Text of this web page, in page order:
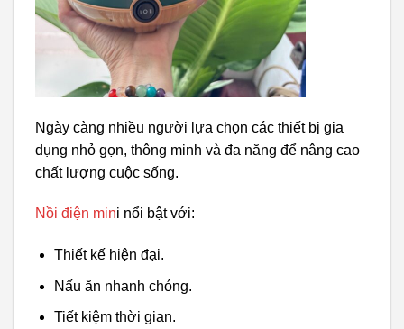
Ngày càng nhiều người lựa chọn các thiết bị gia
dụng nhỏ gọn, thông minh và đa năng để nâng cao
chất lượng cuộc sống.
Nồi điện mini nổi bật với:
Thiết kế hiện đại.
Nấu ăn nhanh chóng.
Tiết kiệm thời gian.